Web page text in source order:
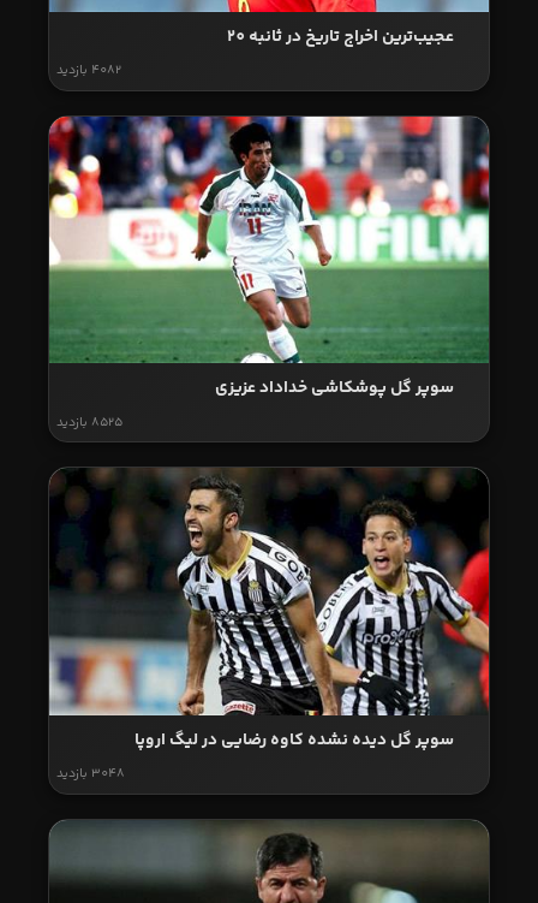
عجیب‌ترین اخراج تاریخ در ثانبه 20
4082 بازدید
سوپر گل پوشکاشی خداداد عزیزی
8525 بازدید
سوپر گل دیده نشده کاوه رضایی در لیگ اروپا
3048 بازدید